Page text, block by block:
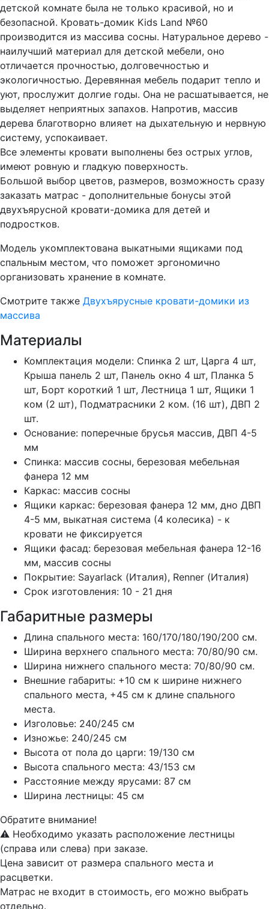
детской комнате была не только красивой, но и
безопасной. Кровать-домик Kids Land №60
производится из массива сосны. Натуральное дерево -
наилучший материал для детской мебели, оно
отличается прочностью, долговечностью и
экологичностью. Деревянная мебель подарит тепло и
уют, прослужит долгие годы. Она не расшатывается, не
выделяет неприятных запахов. Напротив, массив
дерева благотворно влияет на дыхательную и нервную
систему, успокаивает.
Все элементы кровати выполнены без острых углов,
имеют ровную и гладкую поверхность.
Большой выбор цветов, размеров, возможность сразу
заказать матрас - дополнительные бонусы этой
двухъярусной кровати-домика для детей и
подростков.
Модель укомплектована выкатными ящиками под
спальным местом, что поможет эргономично
организовать хранение в комнате.
Смотрите также Двухъярусные кровати-домики из
массива
Материалы
Комплектация модели: Спинка 2 шт, Царга 4 шт,
Крыша панель 2 шт, Панель окно 4 шт, Планка 5
шт, Борт короткий 1 шт, Лестница 1 шт, Ящики 1
ком (2 шт), Подматрасники 2 ком. (16 шт), ДВП 2
шт.
Основание: поперечные брусья массив, ДВП 4-5
мм
Спинка: массив сосны, березовая мебельная
фанера 12 мм
Каркас: массив сосны
Ящики каркас: березовая фанера 12 мм, дно ДВП
4-5 мм, выкатная система (4 колесика) - к
кровати не фиксируется
Ящики фасад: березовая мебельная фанера 12-16
мм, массив сосны
Покрытие: Sayarlack (Италия), Renner (Италия)
Срок изготовления: 10 - 21 дня
Габаритные размеры
Длина спального места: 160/170/180/190/200 см.
Ширина верхнего спального места: 70/80/90 см.
Ширина нижнего спального места: 70/80/90 см.
Внешние габариты: +10 см к ширине нижнего
спального места, +45 см к длине спального
места.
Изголовье: 240/245 см
Изножье: 240/245 см
Высота от пола до царги: 19/130 см
Высота спального места: 43/153 см
Расстояние между ярусами: 87 см
Ширина лестницы: 45 см
Обратите внимание!
⚠️ Необходимо указать расположение лестницы
(справа или слева) при заказе.
Цена зависит от размера спального места и
расцветки.
Матрас не входит в стоимость, его можно выбрать
отдельно.